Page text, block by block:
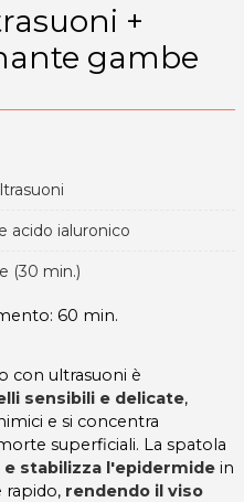
+
gambe
acido ialuronico
(30 min.)
60 min.
con ultrasuoni è
sensibili e delicate,
e si concentra
superficiali. La spatola
e stabilizza l'epidermide in
rapido, rendendo il viso